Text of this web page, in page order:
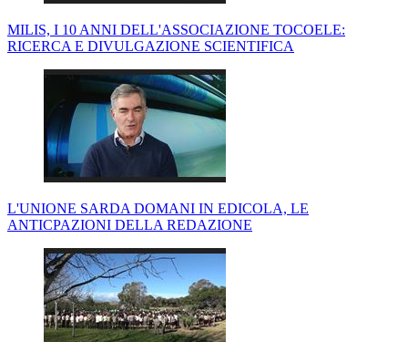
MILIS, I 10 ANNI DELL'ASSOCIAZIONE TOCOELE:
RICERCA E DIVULGAZIONE SCIENTIFICA
L'UNIONE SARDA DOMANI IN EDICOLA, LE
ANTICPAZIONI DELLA REDAZIONE